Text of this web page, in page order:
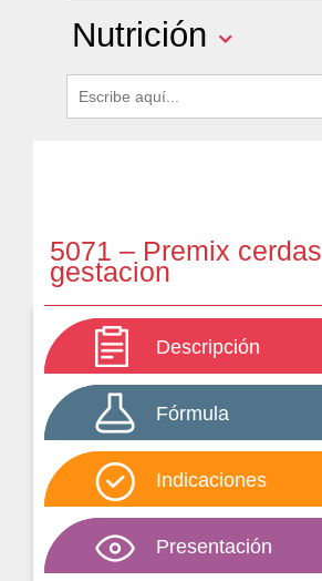
Nutrición
5071 – Premix cerdas
gestacion
Descripción
Fórmula
Indicaciones
Presentación